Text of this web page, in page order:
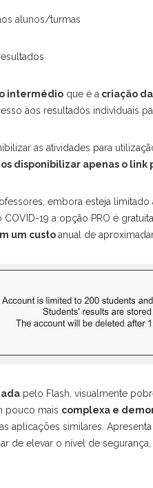
alunos/turmas
intermédio que é a criação
aos resultados individuais
as atividades para
disponibilizar apenas o link
embora esteja
COVID-19 a opção PRO é
um custoanual de
pelo Flash, visualmente
pouco mais complexa e
aplicações similares.
de elevar o nível de
há
ÚLTIMOS